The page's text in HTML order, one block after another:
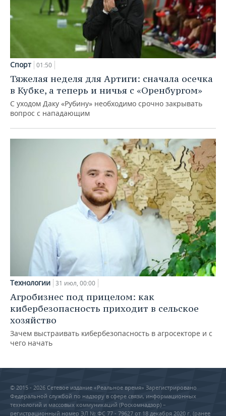
Спорт 01:50
Тяжелая неделя для Артиги: сначала осечка
в Кубке, а теперь и ничья с «Оренбургом»
С уходом Даку «Рубину» необходимо срочно закрывать
вопрос с нападающим
Технологии 31 июл, 00:00
Агробизнес под прицелом: как
кибербезопасность приходит в сельское
хозяйство
Зачем выстраивать кибербезопасность в агросекторе и с
чего начать
© 2015 - 2026 Сетевое издание «Реальное время» Зарегистрировано
Федеральной службой по надзору в сфере связи, информационных
технологий и массовых коммуникаций (Роскомнадзор) –
регистрационный номер ЭЛ № ФС 77 - 79627 от 18 декабря 2020 г. (ранее